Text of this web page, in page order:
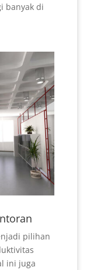
banyak di
pilihan
ini juga